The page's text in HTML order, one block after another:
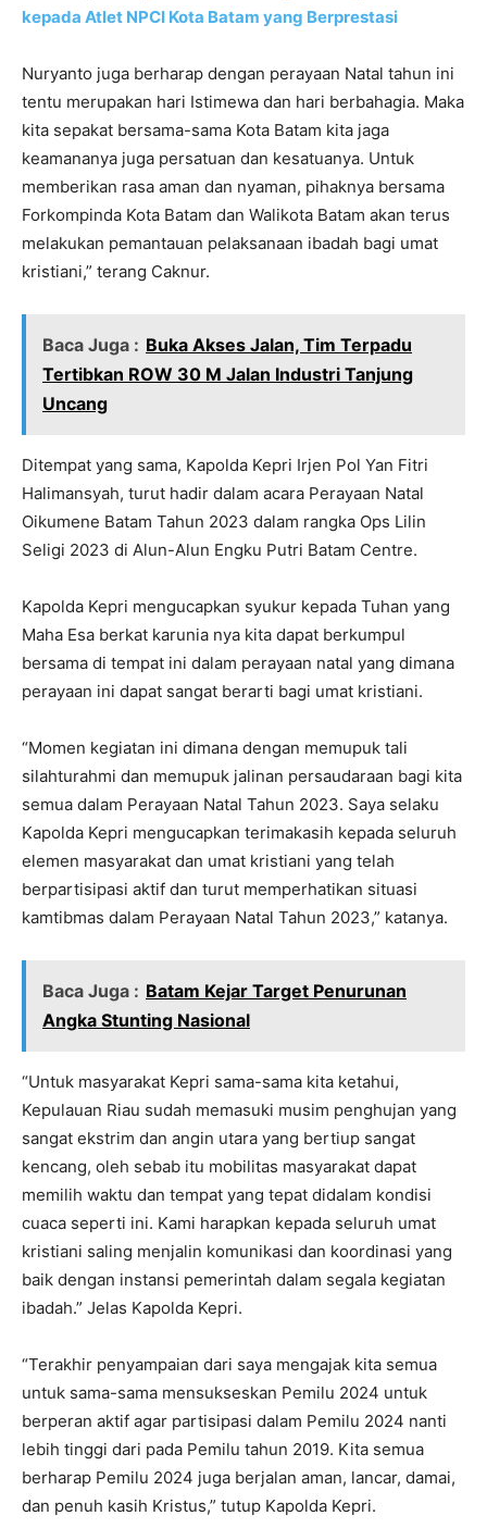
kepada Atlet NPCI Kota Batam yang Berprestasi
Nuryanto juga berharap dengan perayaan Natal tahun ini
tentu merupakan hari Istimewa dan hari berbahagia. Maka
kita sepakat bersama-sama Kota Batam kita jaga
keamananya juga persatuan dan kesatuanya. Untuk
memberikan rasa aman dan nyaman, pihaknya bersama
Forkompinda Kota Batam dan Walikota Batam akan terus
melakukan pemantauan pelaksanaan ibadah bagi umat
kristiani,” terang Caknur.
Baca Juga : Buka Akses Jalan, Tim Terpadu
Tertibkan ROW 30 M Jalan Industri Tanjung
Uncang
Ditempat yang sama, Kapolda Kepri Irjen Pol Yan Fitri
Halimansyah, turut hadir dalam acara Perayaan Natal
Oikumene Batam Tahun 2023 dalam rangka Ops Lilin
Seligi 2023 di Alun-Alun Engku Putri Batam Centre.
Kapolda Kepri mengucapkan syukur kepada Tuhan yang
Maha Esa berkat karunia nya kita dapat berkumpul
bersama di tempat ini dalam perayaan natal yang dimana
perayaan ini dapat sangat berarti bagi umat kristiani.
“Momen kegiatan ini dimana dengan memupuk tali
silahturahmi dan memupuk jalinan persaudaraan bagi kita
semua dalam Perayaan Natal Tahun 2023. Saya selaku
Kapolda Kepri mengucapkan terimakasih kepada seluruh
elemen masyarakat dan umat kristiani yang telah
berpartisipasi aktif dan turut memperhatikan situasi
kamtibmas dalam Perayaan Natal Tahun 2023,” katanya.
Baca Juga : Batam Kejar Target Penurunan
Angka Stunting Nasional
“Untuk masyarakat Kepri sama-sama kita ketahui,
Kepulauan Riau sudah memasuki musim penghujan yang
sangat ekstrim dan angin utara yang bertiup sangat
kencang, oleh sebab itu mobilitas masyarakat dapat
memilih waktu dan tempat yang tepat didalam kondisi
cuaca seperti ini. Kami harapkan kepada seluruh umat
kristiani saling menjalin komunikasi dan koordinasi yang
baik dengan instansi pemerintah dalam segala kegiatan
ibadah.” Jelas Kapolda Kepri.
“Terakhir penyampaian dari saya mengajak kita semua
untuk sama-sama mensukseskan Pemilu 2024 untuk
berperan aktif agar partisipasi dalam Pemilu 2024 nanti
lebih tinggi dari pada Pemilu tahun 2019. Kita semua
berharap Pemilu 2024 juga berjalan aman, lancar, damai,
dan penuh kasih Kristus,” tutup Kapolda Kepri.